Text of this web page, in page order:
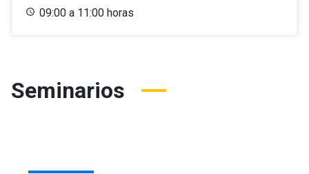
09:00 a 11:00 horas
Seminarios